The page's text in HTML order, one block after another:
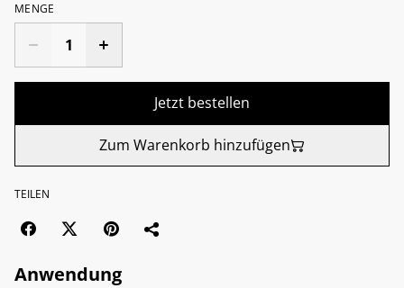
MENGE
Jetzt bestellen
Zum Warenkorb hinzufügen
TEILEN
Anwendung